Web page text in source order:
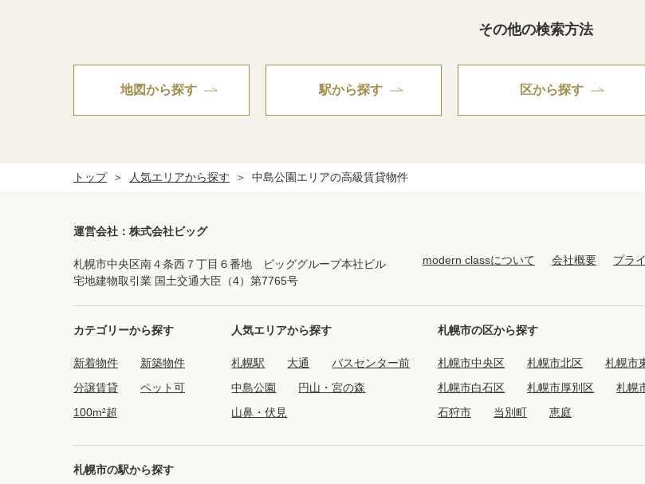
その他の検索方法
地図から探す 駅から探す 区から探す
トップ 人気エリアから探す 中島公園エリアの高級賃貸物件
運営会社：株式会社ビッグ
札幌市中央区南４条西７丁目６番地 ビッググループ本社ビル
宅地建物取引業 国土交通大臣（4）第7765号
modern classについて 会社概要 プラ
カテゴリーから探す
新着物件
新築物件
分譲賃貸
ペット可
100m²超
人気エリアから探す
札幌駅 大通
バスセンター前
中島公園
円山・宮の森
山鼻・伏見
札幌市の区から探す
札幌市中央区 札幌市北区 札幌市
札幌市白石区
札幌市厚別区 札幌
石狩市
当別町 恵庭
札幌市の駅から探す